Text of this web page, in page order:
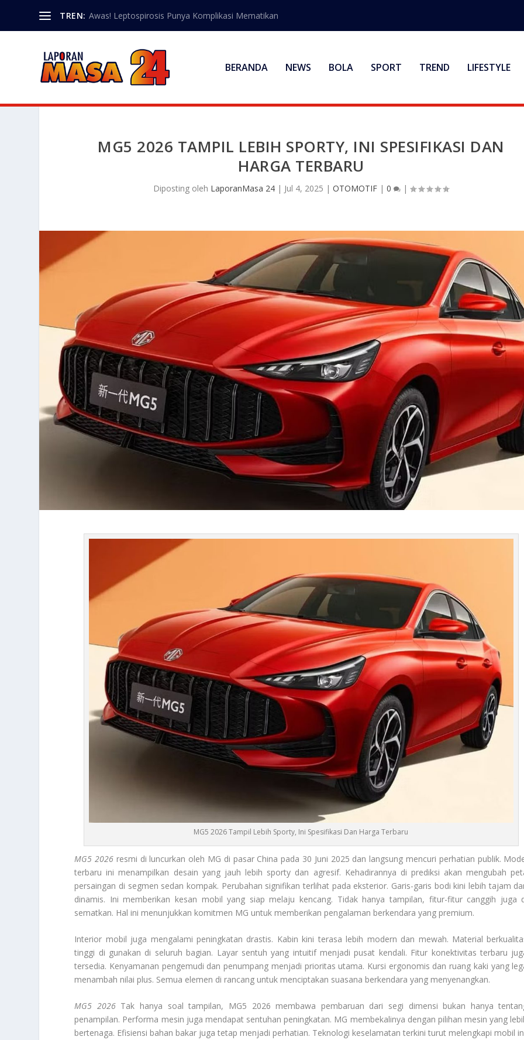
TREN: Awas! Leptospirosis Punya Komplikasi Mematikan
BERANDA NEWS BOLA SPORT TREND LIFESTYLE
MG5 2026 TAMPIL LEBIH SPORTY, INI SPESIFIKASI DAN
HARGA TERBARU
Diposting oleh LaporanMasa 24 | Jul 4, 2025 |OTOMOTIF |0 |
MG5 2026 Tampil Lebih Sporty, Ini Spesifikasi Dan Harga Terbaru
MG5 2026 resmi di luncurkan oleh MG di pasar China pada 30 Juni 2025 dan langsung mencuri perhatian publik.
terbaru ini menampilkan desain yang jauh lebih sporty dan agresif. Kehadirannya di prediksi akan mengubah
persaingan di segmen sedan kompak. Perubahan signifikan terlihat pada eksterior. Garis-garis bodi kini lebih tajam
dinamis. Ini memberikan kesan mobil yang siap melaju kencang. Tidak hanya tampilan, fitur-fitur canggih juga
sematkan. Hal ini menunjukkan komitmen MG untuk memberikan pengalaman berkendara yang premium.
Interior mobil juga mengalami peningkatan drastis. Kabin kini terasa lebih modern dan mewah. Material
tinggi di gunakan di seluruh bagian. Layar sentuh yang intuitif menjadi pusat kendali. Fitur konektivitas terbaru
tersedia. Kenyamanan pengemudi dan penumpang menjadi prioritas utama. Kursi ergonomis dan ruang kaki yang
menambah nilai plus. Semua elemen di rancang untuk menciptakan suasana berkendara yang menyenangkan.
MG5 2026Tak hanya soal tampilan, MG5 2026 membawa pembaruan dari segi dimensi bukan hanya
penampilan. Performa mesin juga mendapat sentuhan peningkatan. MG membekalinya dengan pilihan mesin yang
bertenaga. Efisiensi bahan bakar juga tetap menjadi perhatian. Teknologi keselamatan terkini turut melengkapi mobil